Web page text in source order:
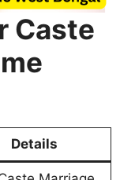
Caste
Details